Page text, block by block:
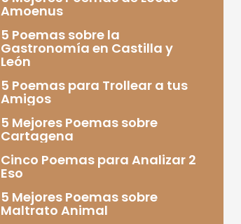
Amoenus
5 Poemas sobre la
Gastronomía en Castilla y
León
5 Poemas para Trollear a tus
Amigos
5 Mejores Poemas sobre
Cartagena
Cinco Poemas para Analizar 2
Eso
5 Mejores Poemas sobre
Maltrato Animal